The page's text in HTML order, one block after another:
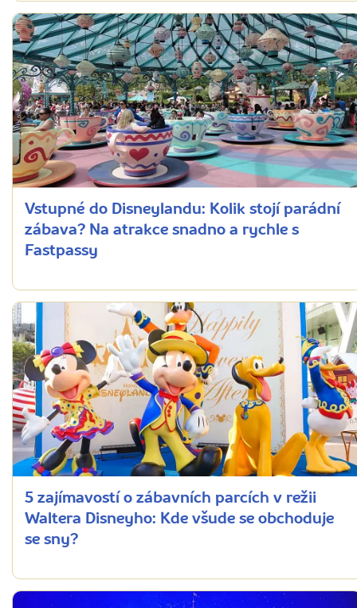
Vstupné do Disneylandu: Kolik stojí parádní
zábava? Na atrakce snadno a rychle s
Fastpassy
5 zajímavostí o zábavních parcích v režii
Waltera Disneyho: Kde všude se obchoduje
se sny?